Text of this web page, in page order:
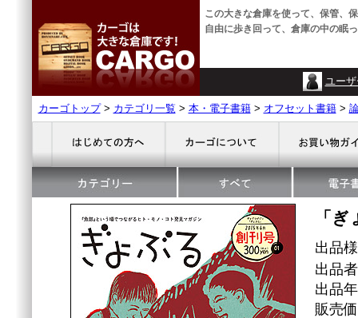
この大きな倉庫を使って、保管、
自由に歩き回って、倉庫の中の眠
ユー
カーゴトップ> カテゴリ一覧 > 本・電子書籍> オフセット書籍>
「
出品
出品
出品
販売